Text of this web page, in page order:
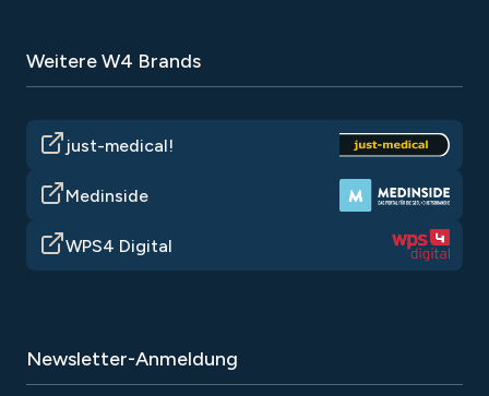
Weitere W4 Brands
just-medical!
Medinside
WPS4 Digital
Newsletter-Anmeldung